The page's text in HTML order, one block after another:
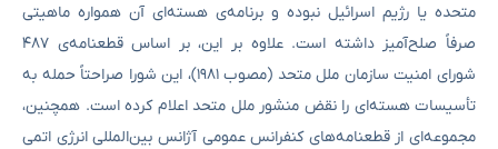
متحده یا رژیم اسرائیل نبوده و برنامه‌ی هسته‌ای آن همواره ماهیتی
صرفاً صلح‌آمیز داشته است. علاوه بر این، بر اساس قطعنامه‌ی ۴۸۷
شورای امنیت سازمان ملل متحد (مصوب ۱۹۸۱)، این شورا صراحتاً حمله به
تأسیسات هسته‌ای را نقض منشور ملل متحد اعلام کرده است. همچنین،
مجموعه‌ای از قطعنامه‌های کنفرانس عمومی آژانس بین‌المللی انرژی اتمی